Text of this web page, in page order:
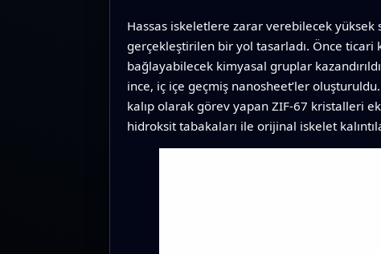
Hassas iskeletlere zarar verebilecek yüksek
gerçekleştirilen bir yol tasarladı. Önce
bağlayabilecek kimyasal gruplar
ince, iç içe geçmiş nanosheet’ler
kalıp olarak görev yapan ZIF‑67 kristalleri
hidroksit tabakaları ile orijinal iskelet